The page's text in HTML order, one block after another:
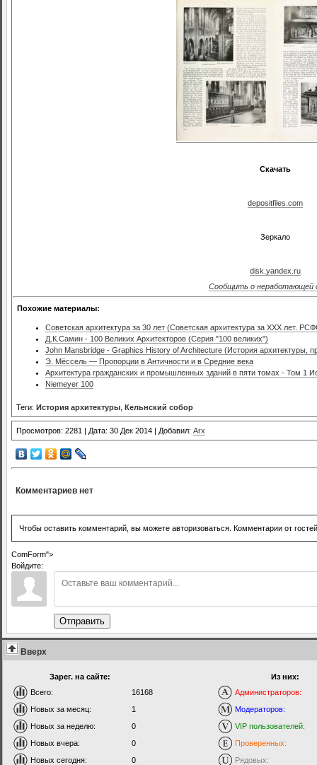
Скачать
depositfiles.com
Зеркало
disk.yandex.ru
Сообщить о неработающей
Похожие материалы:
Советская архитектура за 30 лет (Советская архитектура за XXX лет.
Д.К.Самин - 100 Великих Архитекторов (Серия "100 великих")
John Mansbridge - Graphics History of Architecture (История архитектуры,
Э. Мёссель — Пропорции в Античности и в Средние века
Архитектура гражданских и промышленных зданий в пяти томах - Том 1
Niemeyer 100
Теги: История архитектуры Кельнский собор
Просмотров: 2281 | Дата: 30 Дек 2014 | Добавил: Arx
Комментариев нет
Чтобы оставить комментарий, вы можете авторизоваться. Комментарии от
ComForm">
Войдите:
Отправить
Вверх
Зарег. на сайте:
Всего:
16168
Новых за месяц:
1
Новых за неделю:
0
Новых вчера:
0
Новых сегодня:
0
Из них:
Администраторов:
Модераторов:
VIP пользователей:
Проверенных:
Рядовых: